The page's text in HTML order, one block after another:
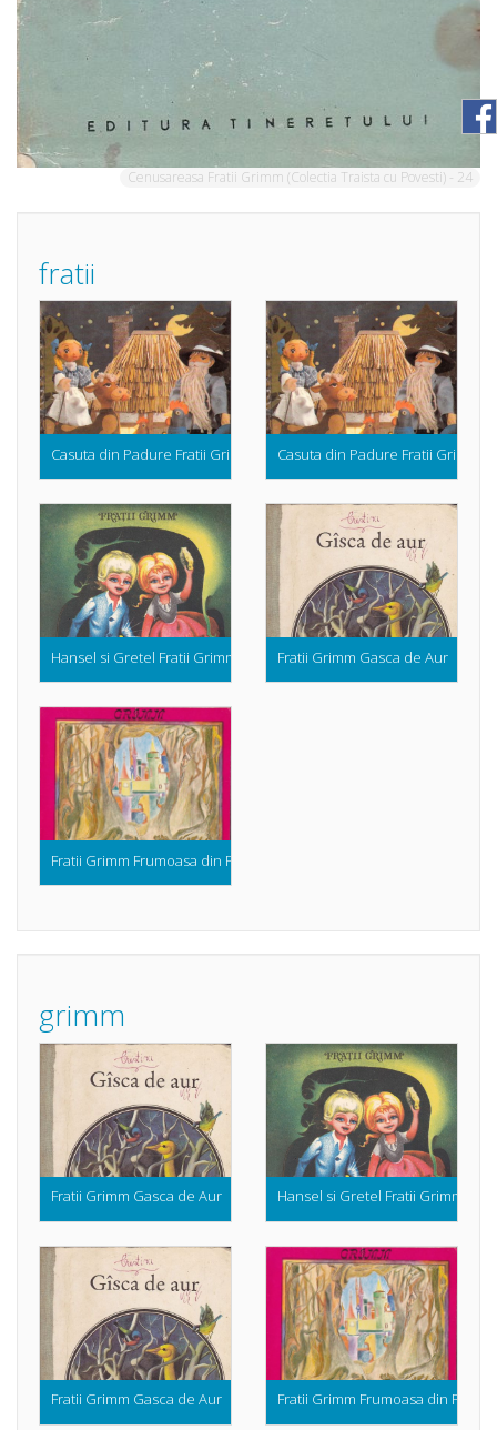
Cenusareasa Fratii Grimm (Colectia Traista cu Povesti) - 24
fratii
Casuta din Padure Fratii Grimm (1983)Casuta din Padure Fratii Grimm
Hansel si Gretel Fratii Grimm (Ilustratii de Adriana Mihailescu, 1989)
Fratii Grimm Gasca de Aur
Fratii Grimm Frumoasa din Padurea Adormita
grimm
Fratii Grimm Gasca de Aur Hansel si Gretel Fratii Grimm
Fratii Grimm Gasca de Aur Fratii Grimm Frumoasa din